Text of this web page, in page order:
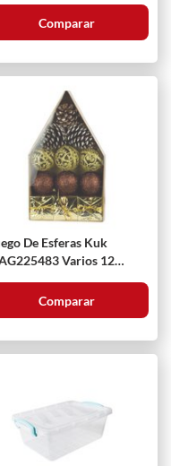
Comparar
De Esferas Kuk
Varios 12
Comparar